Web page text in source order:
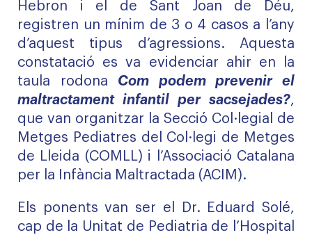
Hebron i el de Sant Joan de Déu,
registren un mínim de 3 o 4 casos a l’any
d’aquest tipus d’agressions. Aquesta
constatació es va evidenciar ahir en la
taula rodona Com podem prevenir el
maltractament infantil per sacsejades?,
que van organitzar la Secció Col·legial de
Metges Pediatres del Col·legi de Metges
de Lleida (COMLL) i l’Associació Catalana
per la Infància Maltractada (ACIM).
Els ponents van ser el Dr. Eduard Solé,
cap de la Unitat de Pediatria de l’Hospital